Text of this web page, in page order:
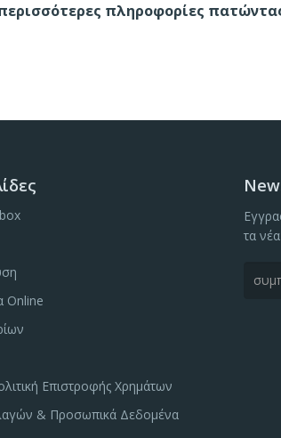
πληροφορίες
τα
Online
Επιστροφής Χρημάτων
& Προσωπικά Δεδομένα